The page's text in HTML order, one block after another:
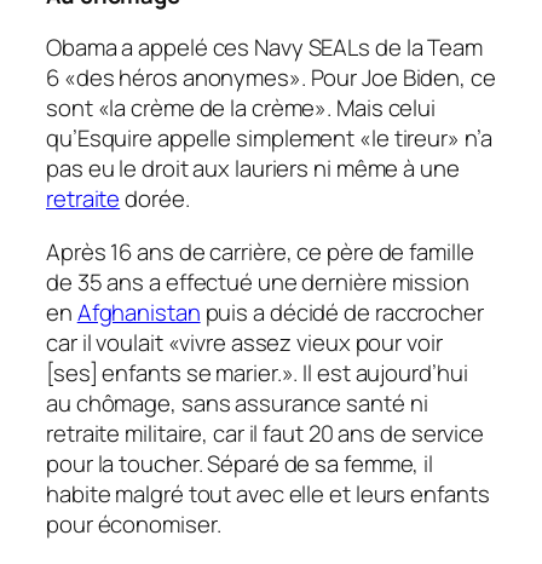
Obama a appelé ces Navy SEALs de la Team
6 «des héros anonymes». Pour Joe Biden, ce
sont «la crème de la crème». Mais celui
qu’Esquireappelle simplement «le tireur» n’a
pas eu le droit aux lauriers ni même à une
retraitedorée.
Après 16 ans de carrière, ce père de famille
de 35 ans a effectué une dernière mission
enAfghanistan puis a décidé de raccrocher
car il voulait «vivre assez vieux pour voir
[ses] enfants se marier.». Il est aujourd’hui
au chômage, sans assurance santé ni
retraite militaire, car il faut 20 ans de service
pour la toucher. Séparé de sa femme, il
habite malgré tout avec elle et leurs enfants
pour économiser.